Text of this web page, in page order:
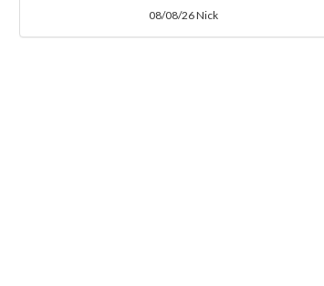
08/08/26 Nick